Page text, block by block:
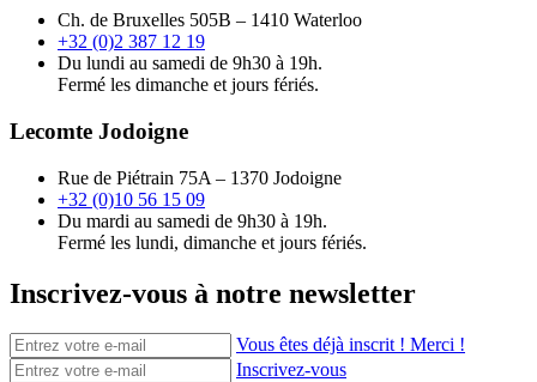
Ch. de Bruxelles 505B – 1410 Waterloo
+32 (0)2 387 12 19
Du lundi au samedi de 9h30 à 19h.
Fermé les dimanche et jours fériés.
Lecomte Jodoigne
Rue de Piétrain 75A – 1370 Jodoigne
+32 (0)10 56 15 09
Du mardi au samedi de 9h30 à 19h.
Fermé les lundi, dimanche et jours fériés.
Inscrivez-vous à notre newsletter
Vous êtes déjà inscrit ! Merci !
Inscrivez-vous